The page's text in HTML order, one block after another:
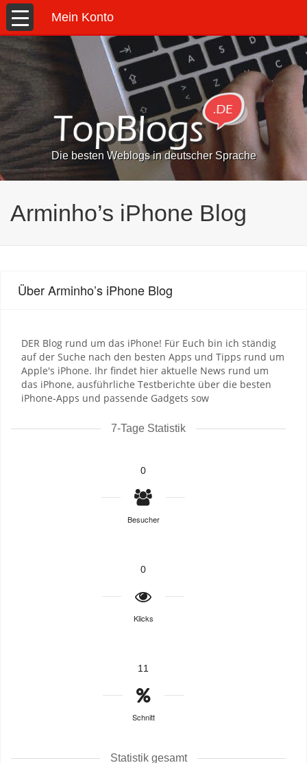
Mein Konto
Die besten Weblogs in deutscher Sprache
Arminho’s iPhone Blog
Über Arminho’s iPhone Blog
DER Blog rund um das iPhone! Für Euch bin ich ständig
auf der Suche nach den besten Apps und Tipps rund um
Apple's iPhone. Ihr findet hier aktuelle News rund um
das iPhone, ausführliche Testberichte über die besten
iPhone-Apps und passende Gadgets sow
7-Tage Statistik
0
Besucher
0
Klicks
11
Schnitt
Statistik gesamt